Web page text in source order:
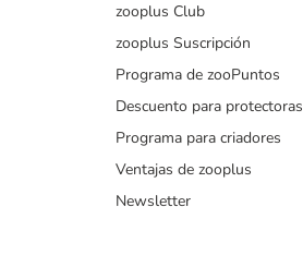
zooplus Club
zooplus Suscripción
Programa de zooPuntos
Descuento para protectoras
Programa para criadores
Ventajas de zooplus
Newsletter